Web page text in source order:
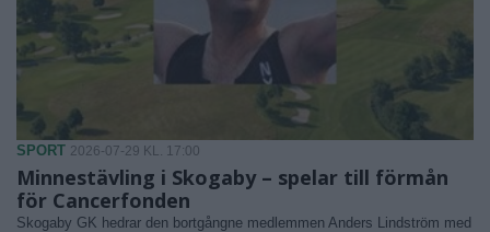
SPORT 2026-07-29 KL. 17:00
Minnestävling i Skogaby – spelar till förmån
för Cancerfonden
Skogaby GK hedrar den bortgångne medlemmen Anders Lindström med